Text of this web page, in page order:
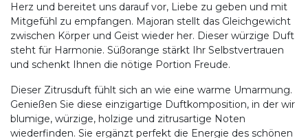
Herz und bereitet uns darauf vor, Liebe zu geben und mit
Mitgefühl zu empfangen. Majoran stellt das Gleichgewicht
zwischen Körper und Geist wieder her. Dieser würzige Duft
steht für Harmonie. Süßorange stärkt Ihr Selbstvertrauen
und schenkt Ihnen die nötige Portion Freude.
Dieser Zitrusduft fühlt sich an wie eine warme Umarmung.
Genießen Sie diese einzigartige Duftkomposition, in der wir
blumige, würzige, holzige und zitrusartige Noten
wiederfinden. Sie ergänzt perfekt die Energie des schönen